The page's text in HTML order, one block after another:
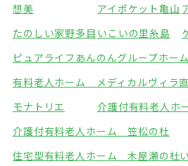
想美
アイポケット亀山
たのしい家野多目 いこいの里糸島
ピュアライフあんのんグループホー
有料老人ホーム メディカルヴィラ
モナトリエ
介護付有料老人
介護付有料老人ホーム 笠松の杜
住宅型有料老人ホーム 木屋瀬の杜